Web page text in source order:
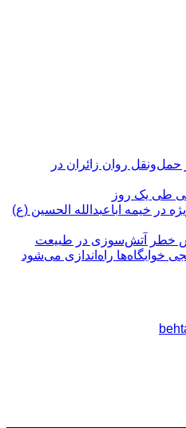
روان زائران در
در خیمه اباعبدالله الحسین (ع)
خطر آتش‌سوزی در طبیعت
خوابگاه‌ها راه‌اندازی می‌شود